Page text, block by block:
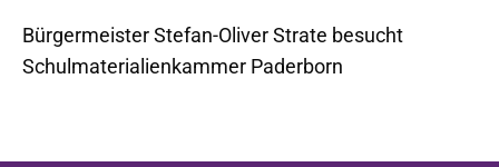
Bürgermeister Stefan-Oliver Strate besucht
Schulmaterialienkammer Paderborn